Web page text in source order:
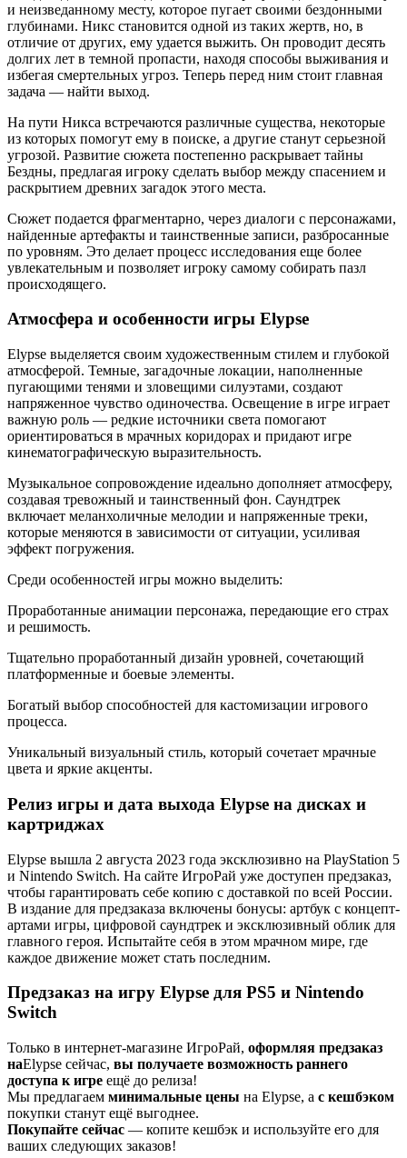
и неизведанному месту, которое пугает своими бездонными
глубинами. Никс становится одной из таких жертв, но, в
отличие от других, ему удается выжить. Он проводит десять
долгих лет в темной пропасти, находя способы выживания и
избегая смертельных угроз. Теперь перед ним стоит главная
задача — найти выход.
На пути Никса встречаются различные существа, некоторые
из которых помогут ему в поиске, а другие станут серьезной
угрозой. Развитие сюжета постепенно раскрывает тайны
Бездны, предлагая игроку сделать выбор между спасением и
раскрытием древних загадок этого места.
Сюжет подается фрагментарно, через диалоги с персонажами,
найденные артефакты и таинственные записи, разбросанные
по уровням. Это делает процесс исследования еще более
увлекательным и позволяет игроку самому собирать пазл
происходящего.
Атмосфера и особенности игры Elypse
Elypse выделяется своим художественным стилем и глубокой
атмосферой. Темные, загадочные локации, наполненные
пугающими тенями и зловещими силуэтами, создают
напряженное чувство одиночества. Освещение в игре играет
важную роль — редкие источники света помогают
ориентироваться в мрачных коридорах и придают игре
кинематографическую выразительность.
Музыкальное сопровождение идеально дополняет атмосферу,
создавая тревожный и таинственный фон. Саундтрек
включает меланхоличные мелодии и напряженные треки,
которые меняются в зависимости от ситуации, усиливая
эффект погружения.
Среди особенностей игры можно выделить:
Проработанные анимации персонажа, передающие его страх
и решимость.
Тщательно проработанный дизайн уровней, сочетающий
платформенные и боевые элементы.
Богатый выбор способностей для кастомизации игрового
процесса.
Уникальный визуальный стиль, который сочетает мрачные
цвета и яркие акценты.
Релиз игры и дата выхода Elypse на дисках и
картриджах
Elypse вышла 2 августа 2023 года эксклюзивно на PlayStation 5
и Nintendo Switch. На сайте ИгроРай уже доступен предзаказ,
чтобы гарантировать себе копию с доставкой по всей России.
В издание для предзаказа включены бонусы: артбук с концепт-
артами игры, цифровой саундтрек и эксклюзивный облик для
главного героя. Испытайте себя в этом мрачном мире, где
каждое движение может стать последним.
Предзаказ на игру Elypse для PS5 и Nintendo
Switch
Только в интернет-магазине ИгроРай, оформляя предзаказ
наElypse сейчас, вы получаете возможность раннего
доступа к игре ещё до релиза!
Мы предлагаем минимальные цены на Elypse, а с кешбэком
покупки станут ещё выгоднее.
Покупайте сейчас — копите кешбэк и используйте его для
ваших следующих заказов!